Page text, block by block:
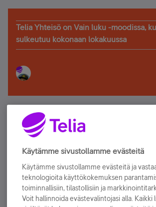
Telia Yhteisö on Vain luku -moodissa,
sulkeutuu kokonaan lokakuussa
Älä jää paitsi – osallistu ja voita!
Tilaa Telian uutiskirje ja olet mukana
sähköpostiisi.
Tilaa nyt
Käytämme sivustollamme evästeitä
Käytämme sivustollamme evästeitä ja
teknologioita käyttökokemuksen
toiminnallisiin, tilastollisiin ja
Voit hallinnoida evästevalintojasi alla. Kaikki